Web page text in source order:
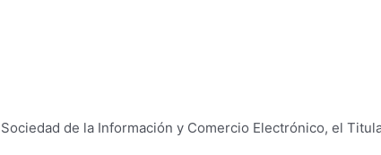
de la Información y Comercio Electrónico, el